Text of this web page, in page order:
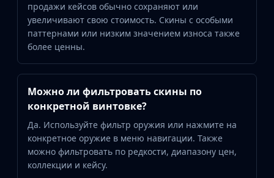
продажи кейсов обычно сохраняют или
увеличивают свою стоимость. Скины с особыми
паттернами или низким значением износа также
более ценны.
Можно ли фильтровать скины по
конкретной винтовке?
Да. Используйте фильтр оружия или нажмите на
конкретное оружие в меню навигации. Также
можно фильтровать по редкости, диапазону цен,
коллекции и кейсу.